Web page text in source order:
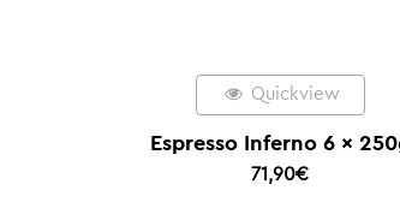
Quickview
Espresso Inferno 6 x
71,90€